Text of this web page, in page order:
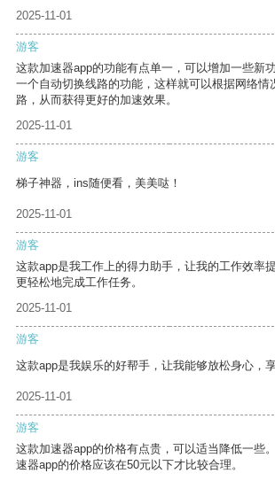
2025-11-01
游客
这款加速器app的功能有点单一，可以增加一些新
一个自动切换线路的功能，这样就可以根据网络情
路，从而获得更好的加速效果。
2025-11-01
游客
梯子神器，ins随便看，美美哒！
2025-11-01
游客
这款app是我工作上的得力助手，让我的工作效率
更轻松地完成工作任务。
2025-11-01
游客
这款app是我娱乐的好帮手，让我能够放松身心，
2025-11-01
游客
这款加速器app的价格有点贵，可以适当降低一些
速器app的价格应该在50元以下才比较合理。